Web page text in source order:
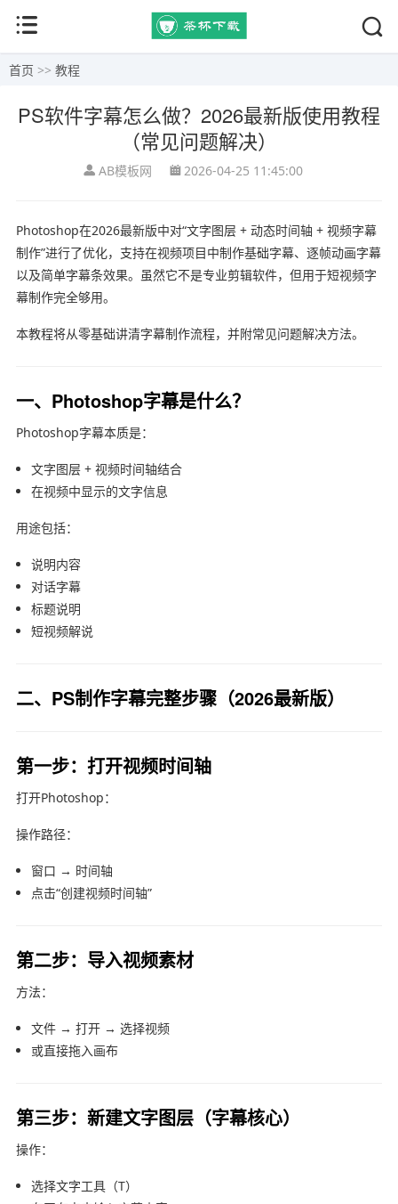
首页 >> 教程
PS软件字幕怎么做？2026最新版使用教程
（常见问题解决）
AB模板网 2026-04-25 11:45:00
Photoshop在2026最新版中对“文字图层 + 动态时间轴 + 视频字幕
制作”进行了优化，支持在视频项目中制作基础字幕、逐帧动画字幕
以及简单字幕条效果。虽然它不是专业剪辑软件，但用于短视频字
幕制作完全够用。
本教程将从零基础讲清字幕制作流程，并附常见问题解决方法。
一、Photoshop字幕是什么？
Photoshop字幕本质是：
文字图层 + 视频时间轴结合
在视频中显示的文字信息
用途包括：
说明内容
对话字幕
标题说明
短视频解说
二、PS制作字幕完整步骤（2026最新版）
第一步：打开视频时间轴
打开Photoshop：
操作路径：
窗口 → 时间轴
点击“创建视频时间轴”
第二步：导入视频素材
方法：
文件 → 打开 → 选择视频
或直接拖入画布
第三步：新建文字图层（字幕核心）
操作：
选择文字工具（T）